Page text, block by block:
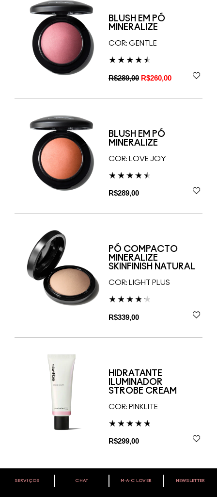
BLUSH EM PÓ
MINERALIZE
COR: GENTLE
R$289,00 R$260,00
BLUSH EM PÓ
MINERALIZE
COR: LOVE JOY
R$289,00
PÓ COMPACTO
MINERALIZE
SKINFINISH NATURAL
COR: LIGHT PLUS
R$339,00
HIDRATANTE
ILUMINADOR
STROBE CREAM
COR: PINKLITE
R$299,00
VOCÊ É M·A·C LOVER?
SERVIÇOS CHAT M∙A∙C LOVER NEWSLETTER